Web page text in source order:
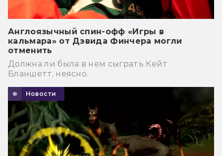
Англоязычный спин-офф «Игры в
кальмара» от Дэвида Финчера могли
отменить
Должна ли была в нем сыграть Кейт
Бланшетт, неясно.
Новости